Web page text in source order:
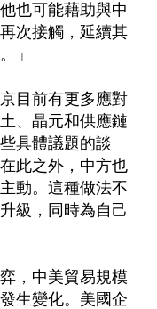
也可能藉助與中
次接觸，延續其
」
目前有更多應對
、晶元和供應鏈
具體議題的談
此之外，中方也
動。這種做法不
級，同時為自己
，中美貿易規模
生變化。美國企